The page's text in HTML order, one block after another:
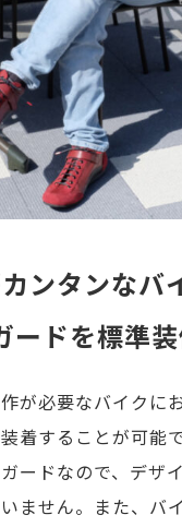
ンタンなバ
ードを標準
が必要なバイクに
着することが可能
ードなので、デザ
ません。また、バ